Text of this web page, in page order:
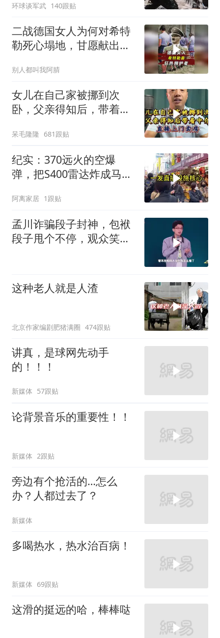
制打残
环球谈军武 140跟贴
二战德国女人为何对希特
勒死心塌地，甘愿献出一
别人都叫我阿腈
女儿在自己家被挪到次
卧，父亲得知后，带着中
呆毛隆隆 681跟贴
纪实：370远火的空爆
弹，把S400雷达炸成马蜂
了
阿离家居 1跟贴
孟川诈骗段子封神，包袱
段子甩个不停，观众笑到
这种老人就是人渣
北京作家编剧肥猪满圈 474跟贴
讲真，是球网先动手
的！！！
新媒体 57跟贴
论背景音乐的重要性！！
新媒体 2跟贴
旁边有个抢活的…怎么
办？人都过去了？
新媒体
多喝热水，热水治百病！
新媒体 69跟贴
这滑的挺远的哈，棒棒哒